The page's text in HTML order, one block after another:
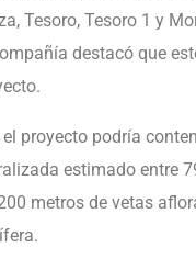
Tesoro, Tesoro 1 y
destacó que
proyecto podría
estimado entre
metros de vetas